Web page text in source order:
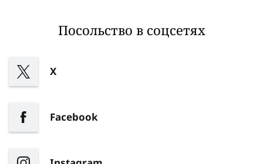
Посольство в соцсетях
X
Facebook